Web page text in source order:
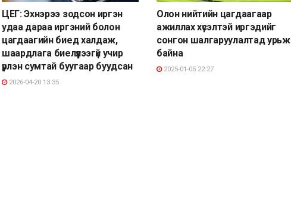
ЦЕГ: Эхнэрээ зодсон иргэн
удаа дараа иргэний болон
цагдаагийн биед халдаж,
шаардлага биелүүлээгүй учир
үрлэн сумтай буугаар буудсан
2026-04-20 13:35
Олон нийтийн цагдаагаар
ажиллах хүсэлтэй иргэдийг
сонгон шалгаруулалтад урьж
байна
2025-01-05 22:27